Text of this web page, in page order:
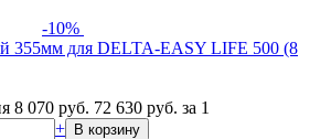
-10%
355мм для DELTA-EASY LIFE 500 (8
8 070 руб. 72 630 руб. за 1
+ В корзину